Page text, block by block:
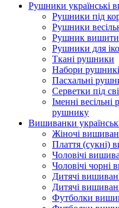
Рушники українські
Рушники під
Рушники
Рушник
Рушники для
Ткані рушники
Набори
Пасхальні
Серветки під
Іменні
рушнику
Вишиванки
Жіночі
Плаття (сукні)
Чоловічі
Чоловічі чорні
Дитячі
Дитячі
Футболки